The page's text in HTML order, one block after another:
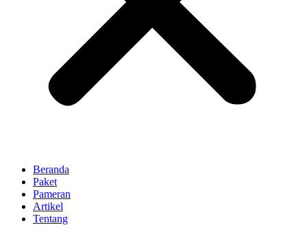
Beranda
Paket
Pameran
Artikel
Tentang